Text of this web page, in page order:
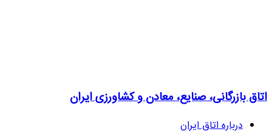
اتاق بازرگانی، صنایع، معادن و کشاورزی ایران
درباره اتاق ایران